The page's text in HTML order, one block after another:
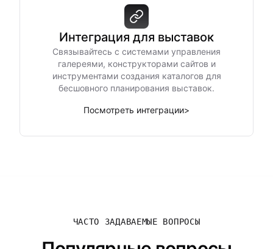
Интеграция для выставок
Связывайтесь с системами управления
галереями, конструкторами сайтов и
инструментами создания каталогов для
бесшовного планирования выставок.
Посмотреть интеграции>
ЧАСТО ЗАДАВАЕМЫЕ ВОПРОСЫ